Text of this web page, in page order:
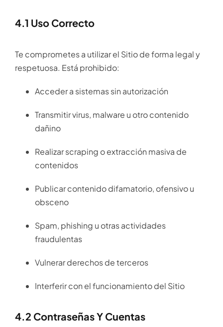
4.1 Uso Correcto
Te comprometes a utilizar el Sitio de forma legal y
respetuosa. Está prohibido:
Acceder a sistemas sin autorización
Transmitir virus, malware u otro contenido
dañino
Realizar scraping o extracción masiva de
contenidos
Publicar contenido difamatorio, ofensivo u
obsceno
Spam, phishing u otras actividades
fraudulentas
Vulnerar derechos de terceros
Interferir con el funcionamiento del Sitio
4.2 Contraseñas Y Cuentas